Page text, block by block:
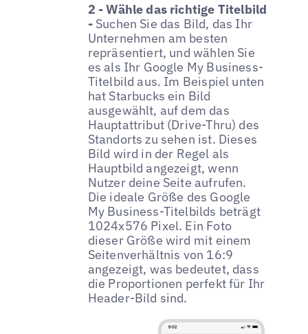
2 - Wähle das richtige Titelbild
-Suchen Sie das Bild, das Ihr
Unternehmen am besten
repräsentiert, und wählen Sie
es als Ihr Google My Business-
Titelbild aus. Im Beispiel unten
hat Starbucks ein Bild
ausgewählt, auf dem das
Hauptattribut (Drive-Thru) des
Standorts zu sehen ist. Dieses
Bild wird in der Regel als
Hauptbild angezeigt, wenn
Nutzer deine Seite aufrufen.
Die ideale Größe des Google
My Business-Titelbilds beträgt
1024x576 Pixel. Ein Foto
dieser Größe wird mit einem
Seitenverhältnis von 16:9
angezeigt, was bedeutet, dass
die Proportionen perfekt für Ihr
Header-Bild sind.